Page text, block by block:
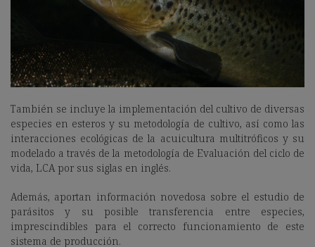
También se incluye la implementación del cultivo de diversas
especies en esteros y su metodología de cultivo, así como las
interacciones ecológicas de la acuicultura multitróficos y su
modelado a través de la metodología de Evaluación del ciclo de
vida, LCA por sus siglas en inglés.
Además, aportan información novedosa sobre el estudio de
parásitos y su posible transferencia entre especies,
imprescindibles para el correcto funcionamiento de este
sistema de producción.